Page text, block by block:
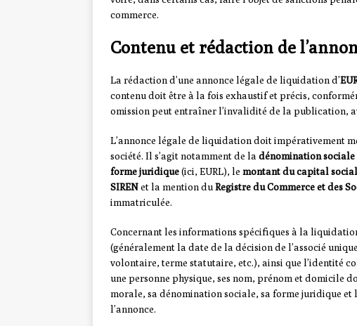
commerce.
Contenu et rédaction de
La rédaction d’une annonce légale de liquidation d’
contenu doit être à la fois exhaustif et précis,
omission peut entraîner l’invalidité de la publication,
L’annonce légale de liquidation doit impérativement
société. Il s’agit notamment de la dénomination sociale
forme juridique(ici, EURL), le montant du capital social
SIRENet la mention duRegistre du Commerce et des
immatriculée.
Concernant les informations spécifiques à la
(généralement la date de la décision de l’associé
volontaire, terme statutaire, etc.), ainsi que l’identité
une personne physique, ses nom, prénom et domicile
morale, sa dénomination sociale, sa forme juridique et
l’annonce.